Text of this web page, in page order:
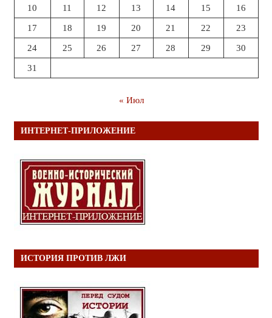
10 11 12 13 14 15 16
17 18 19 20 21 22 23
24 25 26 27 28 29 30
31
« Июл
ИНТЕРНЕТ-ПРИЛОЖЕНИЕ
ИСТОРИЯ ПРОТИВ ЛЖИ